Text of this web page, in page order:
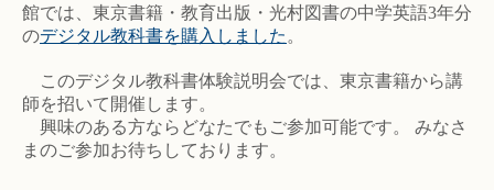
館では、東京書籍・教育出版・光村図書の中学英語3年分
のデジタル教科書を購入しました 。
このデジタル教科書体験説明会では、東京書籍から講
師を招いて開催します。
興味のある方ならどなたでもご参加可能です。 みなさ
まのご参加お待ちしております。